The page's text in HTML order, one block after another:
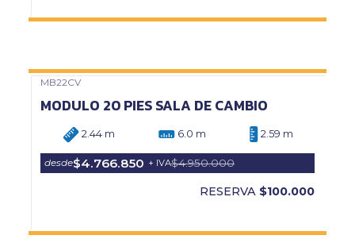
MB22CV
MODULO 20 PIES SALA DE CAMBIO
2.44 m 6.0 m 2.59 m
desde$4.766.850 + IVA$4.950.000
RESERVA $100.000